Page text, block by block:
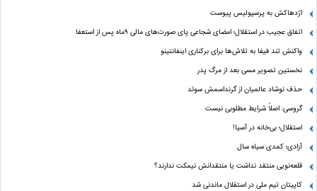
اژدهاکش به پرسپولیس پیوست
اتفاق عجیب در استقلال؛ امضای شجاعی پای صورت‌های مالی ٩ماه پس از استعفا
واکنش تند فیفا به تلاش‌ها برای برکناری اینفانتینو
نخستین تصویر مسی بعد از مرگ پدر
حذف نوشاد عالمیان از گرنداسمش سوئد
گروسی: اصلاً شرایط مطلوبی نیست
استقلال؛ بی‌خانه در آسیا!
آزادی؛ کمدی سیاه سال
قلعه‌نویی منتقد نداشت یا منتقدانش نیمکت ندارند؟
کاپیتان تیم ملی در استقلال ماندنی شد